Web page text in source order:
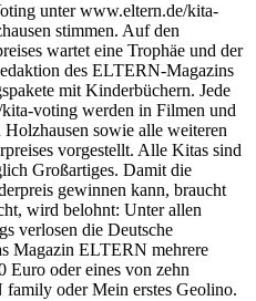
unter www.eltern.de/kita-
stimmen. Auf den
wartet eine Trophäe und der
des ELTERN-Magazins
mit Kinderbüchern. Jede
voting werden in Filmen und
sowie alle weiteren
vorgestellt. Alle Kitas sind
Großartiges. Damit die
gewinnen kann, braucht
wird belohnt: Unter allen
verlosen die Deutsche
Magazin ELTERN mehrere
Euro oder eines von zehn
oder Mein erstes Geolino.